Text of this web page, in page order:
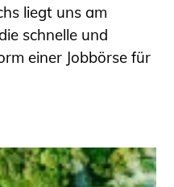
liegt uns am
schnelle und
einer Jobbörse für